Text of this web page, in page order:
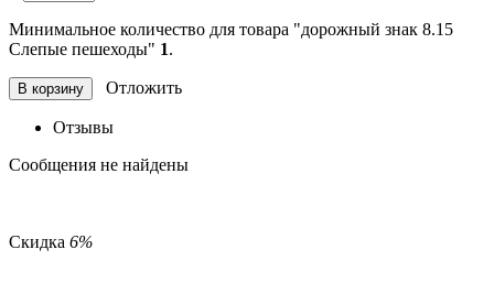
Минимальное количество для товара "дорожный знак 8.15
Слепые пешеходы" 1.
В корзину Отложить
Отзывы
Сообщения не найдены
Скидка 6%